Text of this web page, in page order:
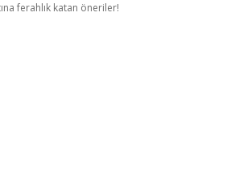
ferahlık katan öneriler!